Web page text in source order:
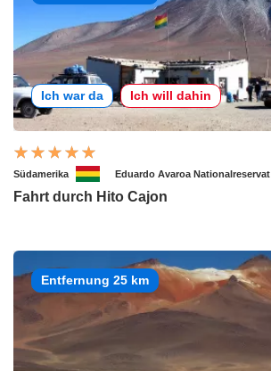
Ich war da Ich will dahin
Südamerika Eduardo Avaroa Nationalreservat
Fahrt durch Hito Cajon
Entfernung 25 km